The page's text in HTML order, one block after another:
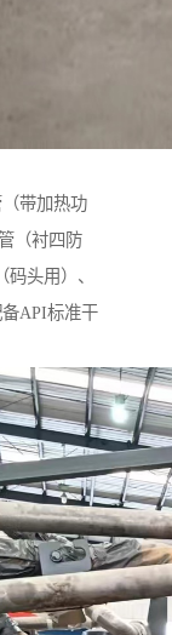
带加热功
（衬四防
头用）、
API标准干